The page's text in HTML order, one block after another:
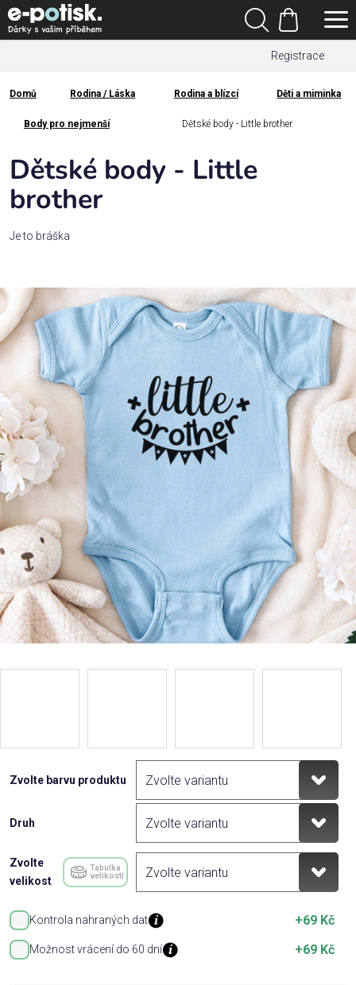
Přejít
na
obsah
Registrace
Hledat
Nákupní
košík
Kategorie
Dárek
pro
Rodina
Povolání,
zájmy a
sport
Příležitosti
Domácnost
Kolekce
Oblečení
Přihlášení
Domů
Domů Rodina / Láska Rodina a blízcí Děti a miminka
Body pro nejmenší Dětské body - Little brother
Zvolte barvu produktu
Druh
Zvolte
velikost
Tabulka
velikostí
Kontrola nahraných dat +69 Kč
Možnost vrácení do 60 dní +69 Kč
Dětské body - Little
brother
Je to bráška